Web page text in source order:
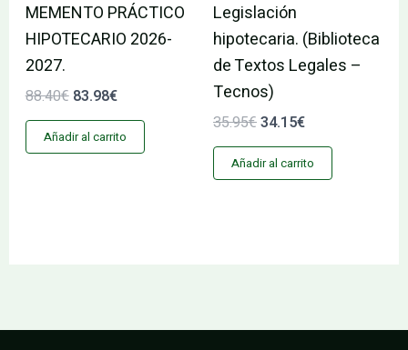
MEMENTO PRÁCTICO
HIPOTECARIO 2026-
2027.
88.40€ 83.98€
Añadir al carrito
Legislación
hipotecaria. (Biblioteca
de Textos Legales –
Tecnos)
35.95€34.15€
Añadir al carrito